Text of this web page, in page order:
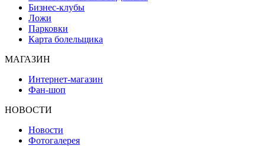
Бизнес-клубы
Ложи
Парковки
Карта болельщика
МАГАЗИН
Интернет-магазин
Фан-шоп
НОВОСТИ
Новости
Фотогалерея